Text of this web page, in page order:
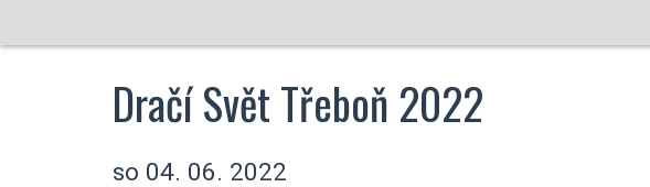
Dračí Svět Třeboň 2022
so 04. 06. 2022